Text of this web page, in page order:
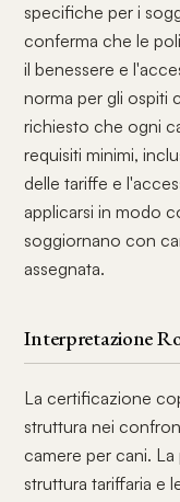
specifiche per i
conferma che le
il benessere e
norma per gli ospiti
richiesto che ogni
requisiti minimi,
delle tariffe e
applicarsi in modo
soggiornano con
assegnata.
Interpretazione
La certificazione
struttura nei
camere per cani.
struttura tariffaria e